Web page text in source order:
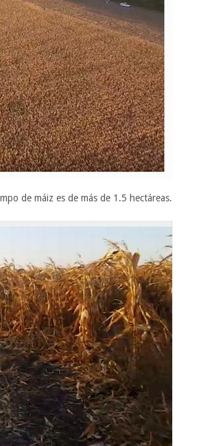
de máiz es de más de 1.5 hectáreas.